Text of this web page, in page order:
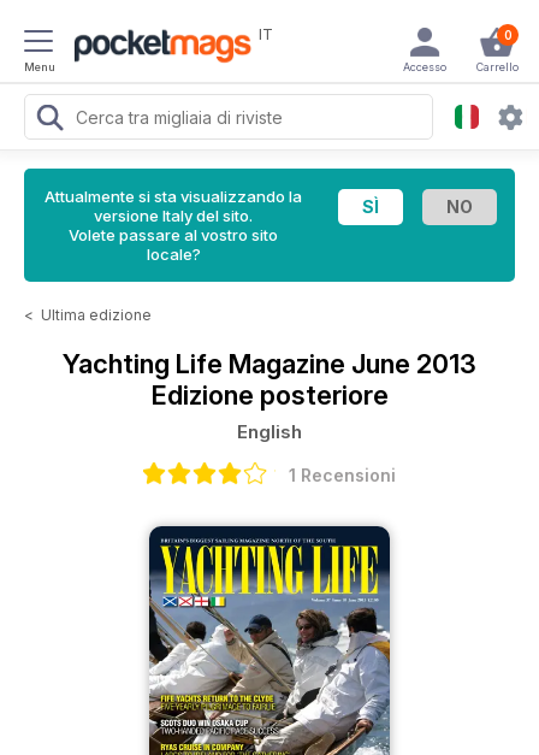
Menu
IT 0
Carrello
Accesso
Attualmente si sta visualizzando la
versione Italy del sito.
Volete passare al vostro sito
locale?
< Ultima edizione
Yachting Life Magazine June 2013
Edizione posteriore
English
1 Recensioni